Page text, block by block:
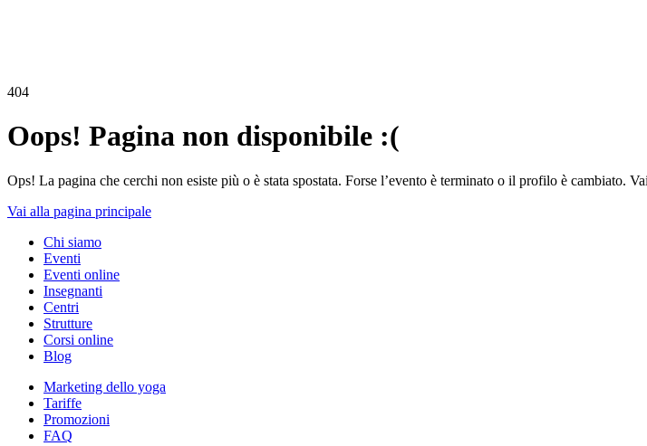
404
Oops! Pagina non disponibile :(
Ops! La pagina che cerchi non esiste più o è stata spostata. Forse l’evento è terminato o il profilo è cambiato.
Vai alla pagina principale
Chi siamo
Eventi
Eventi online
Insegnanti
Centri
Strutture
Corsi online
Blog
Marketing dello yoga
Tariffe
Promozioni
FAQ